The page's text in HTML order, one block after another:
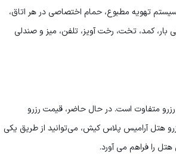
تهویه مطبوع، حمام اختصاصی در هر اتاق،
بار، کمد، تخت، رخت آویز، تلفن، میز و صندلی
متفاوت است. در حال حاضر، قیمت رزرو
میلیون تومان متغیر است.برای رزرو هتل آرامیس پلاس کیش، می‌توانید از طریق یکی
هتل را فراهم می آورد.